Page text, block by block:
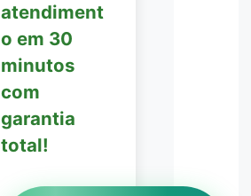
atendiment
o em 30
minutos
com
garantia
total!